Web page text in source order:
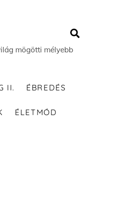
mögötti mélyebb
II. ÉBREDÉS
ÉLETMÓD